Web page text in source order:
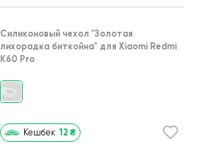
Силиконовый чехол "Золотая
лихорадка биткойна" для Xiaomi Redmi
K60 Pro
Кешбек 12 ₴